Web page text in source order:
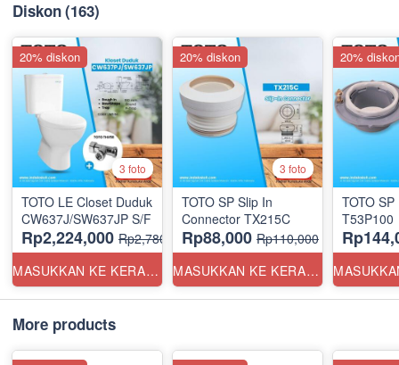
Diskon(163)
3 foto
TOTO LE Closet Duduk
CW637J/SW637JP S/F
Rp2,224,000 Rp2,780,000
MASUKKAN KE KERANJANG
20% diskon
3 foto
TOTO SP Slip In
Connector TX215C
Rp88,000 Rp110,000
MASUKKAN KE KERANJANG
20% diskon
TOTO
T53P100
20%
More products